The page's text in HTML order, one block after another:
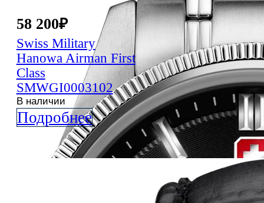
58 200₽
Swiss Military
HanowaAirman First
Class
SMWGI0003102
В наличии
Подробнее